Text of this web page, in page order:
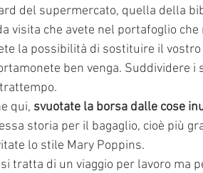
del supermercato, quella della
visita che avete nel portafoglio che
la possibilità di sostituire il
ben venga. Suddividere i
qui, svuotate la borsa dalle cose
storia per il bagaglio, cioè più
lo stile Mary Poppins.
tratta di un viaggio per lavoro ma